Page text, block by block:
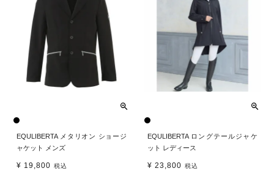
EQULIBERTA メタリオン ショージ
ャケット メンズ
¥ 19,800 税込
EQULIBERTA ロングテールジャケ
ット レディース
¥ 23,800 税込